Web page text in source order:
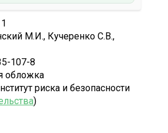
М.И., Кучеренко С.В.,
107-8
обложка
риска и безопасности
)